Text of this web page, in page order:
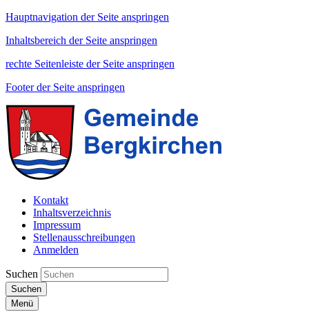
Hauptnavigation der Seite anspringen
Inhaltsbereich der Seite anspringen
rechte Seitenleiste der Seite anspringen
Footer der Seite anspringen
Kontakt
Inhaltsverzeichnis
Impressum
Stellenausschreibungen
Anmelden
Suchen
Suchen
Menü